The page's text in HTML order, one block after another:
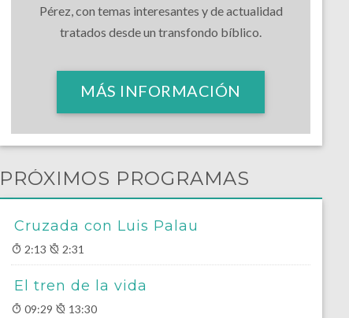
Pérez, con temas interesantes y de actualidad
tratados desde un transfondo bíblico.
MÁS INFORMACIÓN
PRÓXIMOS PROGRAMAS
Cruzada con Luis Palau
2:13 2:31
El tren de la vida
09:29 13:30